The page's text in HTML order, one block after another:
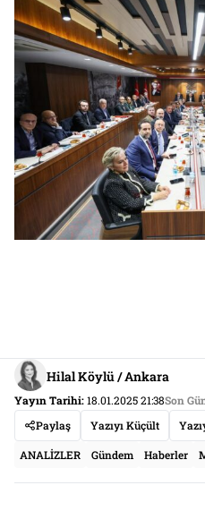
Hilal Köylü / Ankara
Yayın Tarihi:18.01.2025 21:38Son
Paylaş
Yazıyı Küçült
ANALİZLER Gündem Haberler